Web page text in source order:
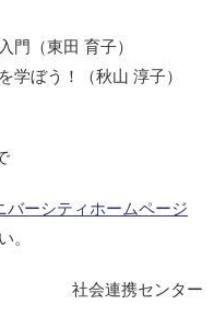
門（東田 育子）
学ぼう！（秋山 淳子）
バーシティホームページ
。
社会連携センター